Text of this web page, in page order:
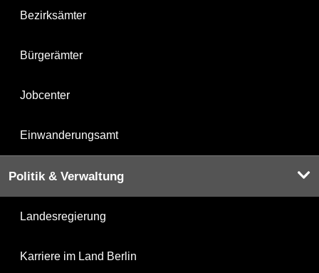
Bezirksämter
Bürgerämter
Jobcenter
Einwanderungsamt
Politik & Verwaltung
Landesregierung
Karriere im Land Berlin